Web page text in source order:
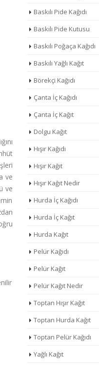
ve
ve
Baskılı Pide Kağıdı
Baskılı Pide Kutusu
Baskılı Poğaça Kağıdı
Baskılı Yağlı Kağıt
Börekçi Kağıdı
Çanta İç Kağıdı
Çanta İç Kağıt
Dolgu Kağıt
Hışır Kağıdı
Hışır Kağıt
Hışır Kağıt Nedir
Hurda İç Kağıdı
Hurda İç Kağıt
Hurda Kağıt
Pelür Kağıdı
Pelür Kağıt
Pelür Kağıt Nedir
Toptan Hışır Kağıt
Toptan Hurda Kağıt
Toptan Pelür Kağıdı
Yağlı Kağıt